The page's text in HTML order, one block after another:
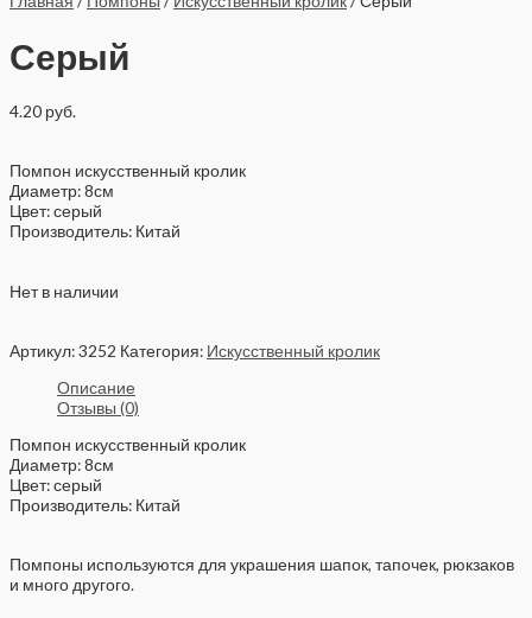
Серый
4.20 руб.
Помпон искусственный кролик
Диаметр: 8см
Цвет: серый
Производитель: Китай
Нет в наличии
Артикул:3252 Категория: Искусственный кролик
Описание
Отзывы (0)
Помпон искусственный кролик
Диаметр: 8см
Цвет: серый
Производитель: Китай
Помпоны используются для украшения шапок, тапочек, рюкзаков
и много другого.